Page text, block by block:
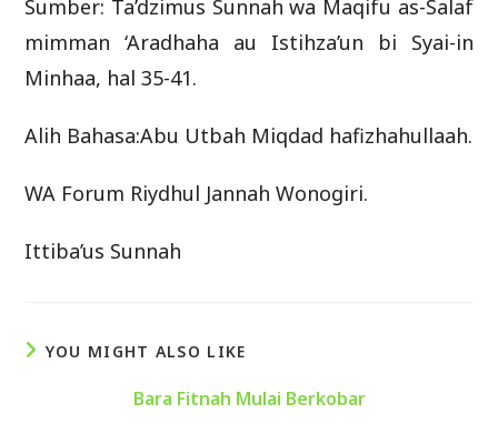
Sumber: Ta’dzimus Sunnah wa Maqifu as-Salaf
mimman ‘Aradhaha au Istihza’un bi Syai-in
Minhaa, hal 35-41.
Alih Bahasa:Abu Utbah Miqdad hafizhahullaah.
WA Forum Riydhul Jannah Wonogiri.
Ittiba’us Sunnah
YOU MIGHT ALSO LIKE
Bara Fitnah Mulai Berkobar